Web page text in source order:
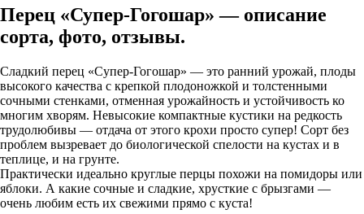
Перец «Супер-Гогошар» — описание
сорта, фото, отзывы.
Сладкий перец «Супер-Гогошар» — это ранний урожай, плоды
высокого качества с крепкой плодоножкой и толстенными
сочными стенками, отменная урожайность и устойчивость ко
многим хворям. Невысокие компактные кустики на редкость
трудолюбивы — отдача от этого крохи просто супер! Сорт без
проблем вызревает до биологической спелости на кустах и в
теплице, и на грунте.
Практически идеально круглые перцы похожи на помидоры или
яблоки. А какие сочные и сладкие, хрусткие с брызгами —
очень любим есть их свежими прямо с куста!